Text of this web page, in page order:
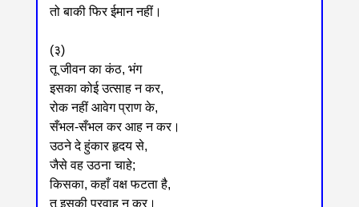
तो बाकी फिर ईमान नहीं।
(३)
तू जीवन का कंठ, भंग
इसका कोई उत्साह न कर,
रोक नहीं आवेग प्राण के,
सँभल-सँभल कर आह न कर।
उठने दे हुंकार हृदय से,
जैसे वह उठना चाहे;
किसका, कहाँ वक्ष फटता है,
तू इसकी परवाह न कर।